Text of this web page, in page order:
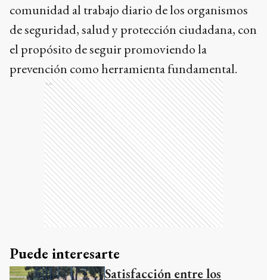
comunidad al trabajo diario de los organismos
de seguridad, salud y protección ciudadana, con
el propósito de seguir promoviendo la
prevención como herramienta fundamental.
Ads
Puede interesarte
Satisfacción entre los